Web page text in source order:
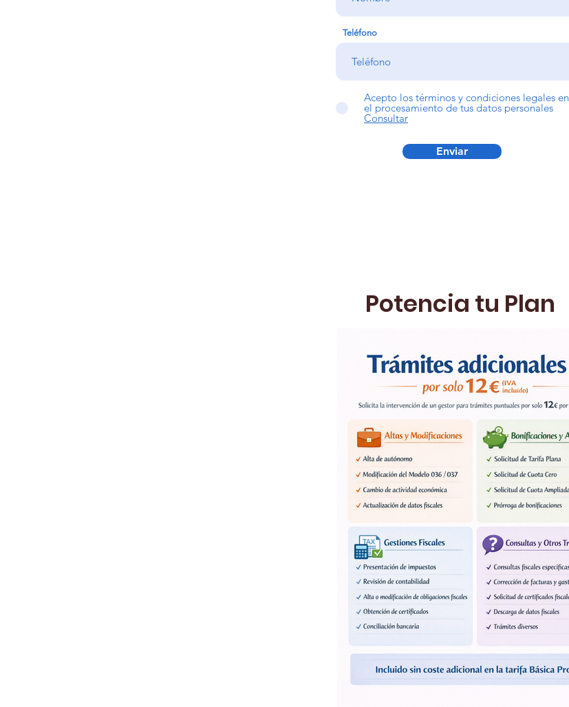
Teléfono
Acepto los términos y condiciones legales en
el procesamiento de tus datos personales
Consultar
Enviar
Potencia tu Plan